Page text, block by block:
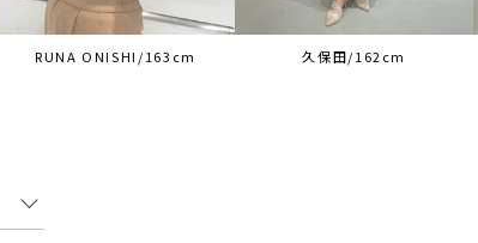
RUNA ONISHI/163cm 久保田/162cm